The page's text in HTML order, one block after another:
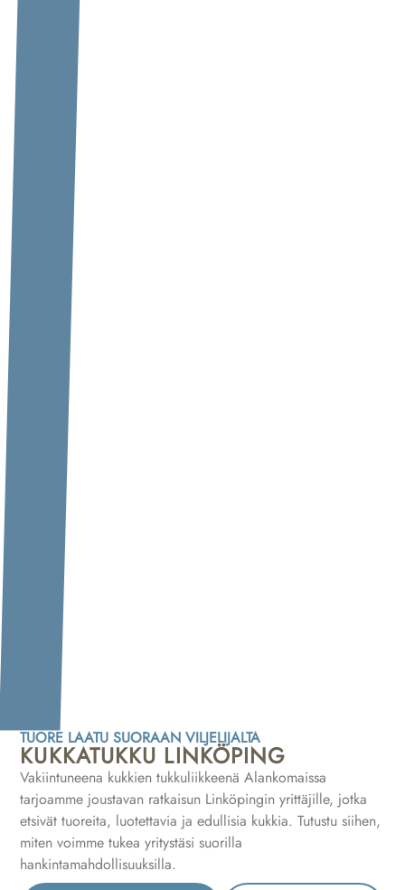
TUORE LAATU SUORAAN VILJELIJÄLTÄ
KUKKATUKKU LINKÖPING
Vakiintuneena kukkien tukkuliikkeenä Alankomaissa
tarjoamme joustavan ratkaisun Linköpingin yrittäjille, jotka
etsivät tuoreita, luotettavia ja edullisia kukkia. Tutustu siihen,
miten voimme tukea yritystäsi suorilla
hankintamahdollisuuksilla.